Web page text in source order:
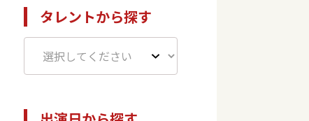
タレントから探す